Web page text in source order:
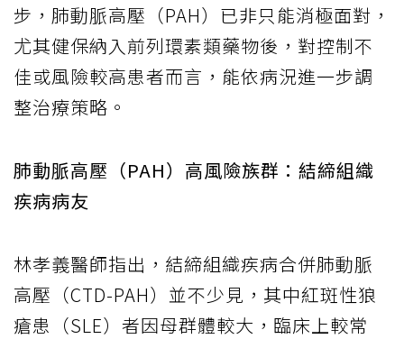
步，肺動脈高壓（PAH）已非只能消極面對，
尤其健保納入前列環素類藥物後，對控制不
佳或風險較高患者而言，能依病況進一步調
整治療策略。
肺動脈高壓（PAH）高風險族群：結締組織
疾病病友
林孝義醫師指出，結締組織疾病合併肺動脈
高壓（CTD-PAH）並不少見，其中紅斑性狼
瘡患（SLE）者因母群體較大，臨床上較常